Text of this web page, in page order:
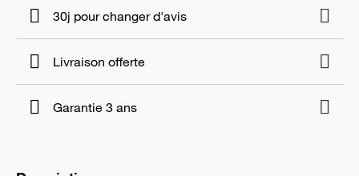
30j pour changer d'avis
Livraison offerte
Garantie 3 ans